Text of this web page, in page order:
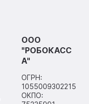
ООО
"РОБОКАСС
А"
ОГРН:
1055009302215
ОКПО: